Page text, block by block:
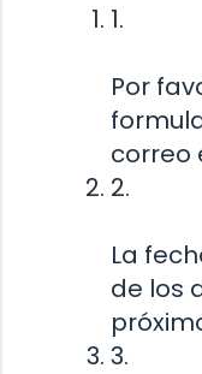
1.
Por
correo
2.
La
de los
3.